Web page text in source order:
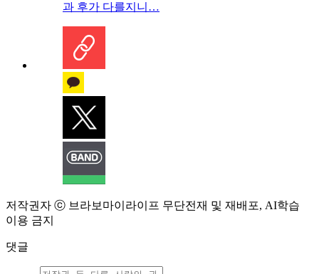
과 후가 다를지니…
저작권자 ⓒ 브라보마이라이프 무단전재 및 재배포, AI학습
이용 금지
댓글